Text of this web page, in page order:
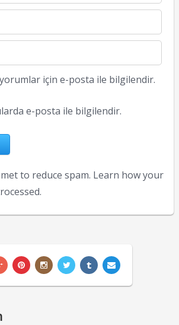
için e-posta ile bilgilendir.
e-posta ile bilgilendir.
to reduce spam. Learn how your